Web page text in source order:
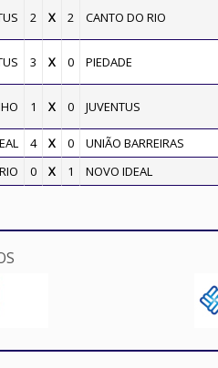
2 X 2 CANTO DO RIO
3 X 0 PIEDADE
1 X 0 JUVENTUS
4 X 0 UNIÃO BARREIRAS
0 X 1 NOVO IDEAL